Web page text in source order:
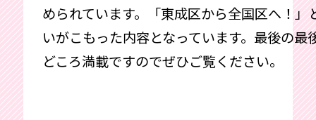
められています。「東成区から全国区へ！」
いがこもった内容となっています。最後の最
どころ満載ですのでぜひご覧ください。